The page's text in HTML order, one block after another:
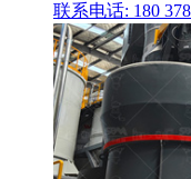
联系电话: 180